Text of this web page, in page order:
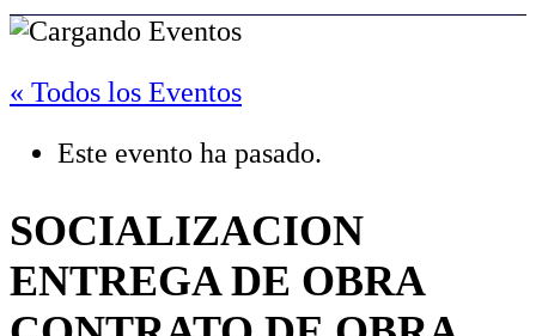
« Todos los Eventos
Este evento ha pasado.
SOCIALIZACION
ENTREGA DE OBRA